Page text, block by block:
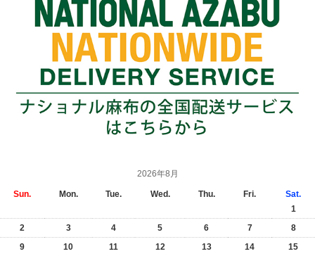
2026年8月
Sun. Mon. Tue. Wed. Thu. Fri.
Sat.
1
2
3 4 5 6 7
8
9
10 11 12 13 14
15